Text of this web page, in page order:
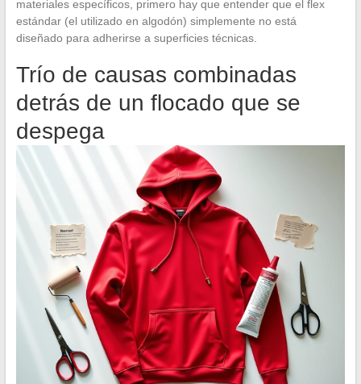
materiales específicos, primero hay que entender que el flex
estándar (el utilizado en algodón) simplemente no está
diseñado para adherirse a superficies técnicas.
Trío de causas combinadas
detrás de un flocado que se
despega